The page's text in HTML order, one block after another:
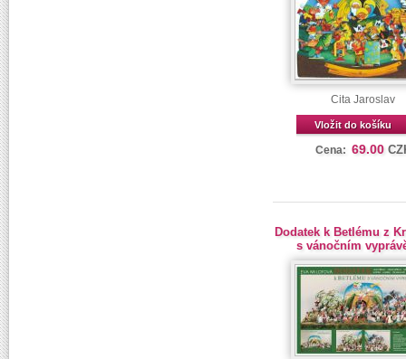
Cita Jaroslav
Vložit do košíku
Cena: 69.00
Dodatek k Betlému z
s vánočním